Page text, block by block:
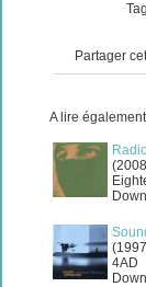
Partager
A lire
4AD